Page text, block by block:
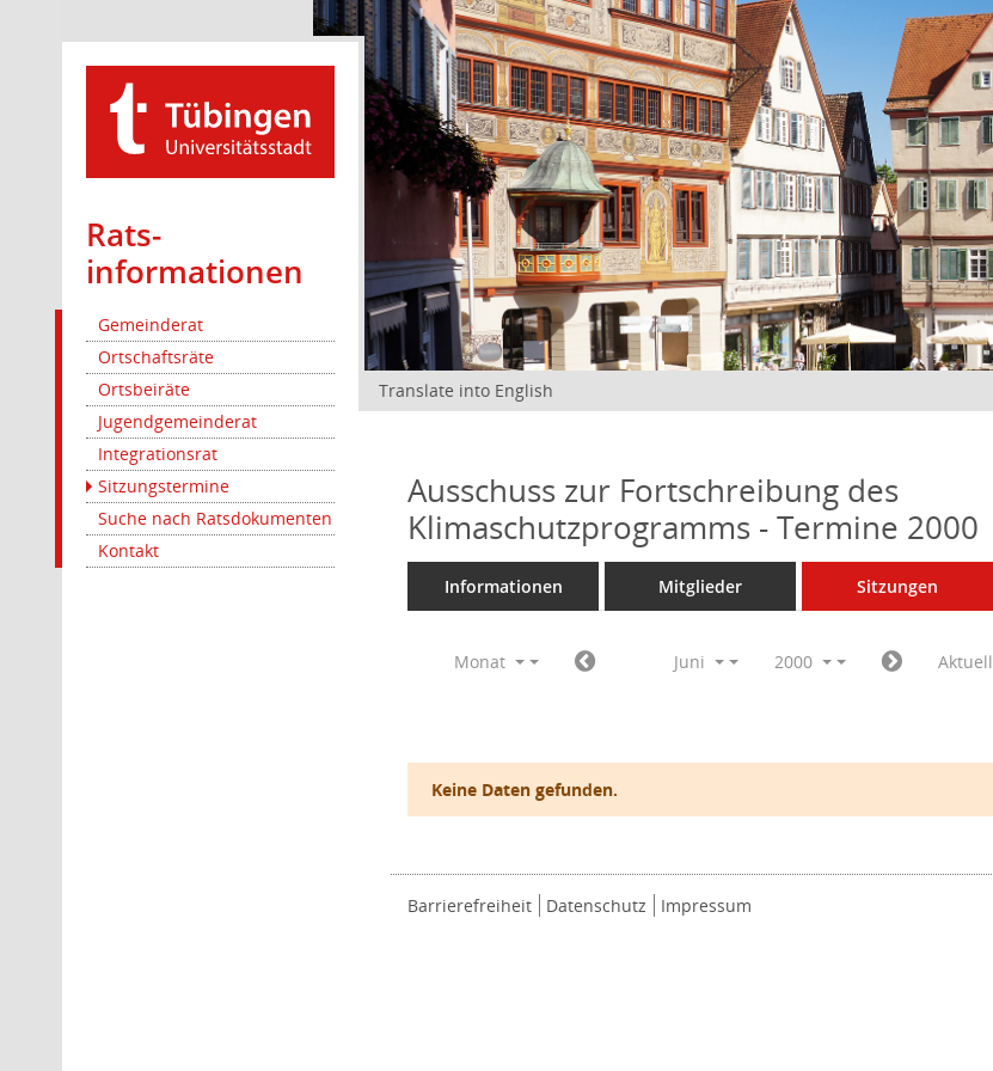
Rats­
informationen
Gemeinderat
Ortschaftsräte
Ortsbeiräte
Jugendgemeinderat
Integrationsrat
Sitzungstermine
Suche nach Ratsdokumenten
Kontakt
Translate into English
Ausschuss zur Fortschreibung des
Klimaschutzprogramms - Termine 2000
Informationen Mitglieder Sitzungen
Monat Juni 2000 Aktuell
Keine Daten gefunden.
Barrierefreiheit Datenschutz Impressum